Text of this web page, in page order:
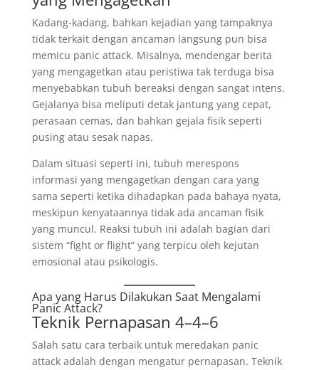
Kadang-kadang, bahkan kejadian yang tampaknya
tidak terkait dengan ancaman langsung pun bisa
memicu panic attack. Misalnya, mendengar berita
yang mengagetkan atau peristiwa tak terduga bisa
menyebabkan tubuh bereaksi dengan sangat intens.
Gejalanya bisa meliputi detak jantung yang cepat,
perasaan cemas, dan bahkan gejala fisik seperti
pusing atau sesak napas.
Dalam situasi seperti ini, tubuh merespons
informasi yang mengagetkan dengan cara yang
sama seperti ketika dihadapkan pada bahaya nyata,
meskipun kenyataannya tidak ada ancaman fisik
yang muncul. Reaksi tubuh ini adalah bagian dari
sistem “fight or flight” yang terpicu oleh kejutan
emosional atau psikologis.
Apa yang Harus Dilakukan Saat Mengalami
Panic Attack?
Teknik Pernapasan 4–4–6
Salah satu cara terbaik untuk meredakan panic
attack adalah dengan mengatur pernapasan. Teknik